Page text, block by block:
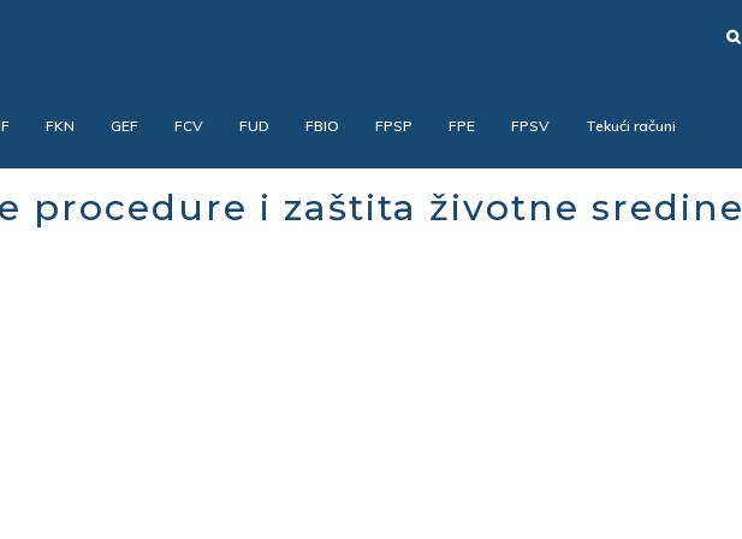
FKN GEF FCV FUD FBIO FPSP FPE FPSV Tekući računi
procedure i zaštita životne sredine